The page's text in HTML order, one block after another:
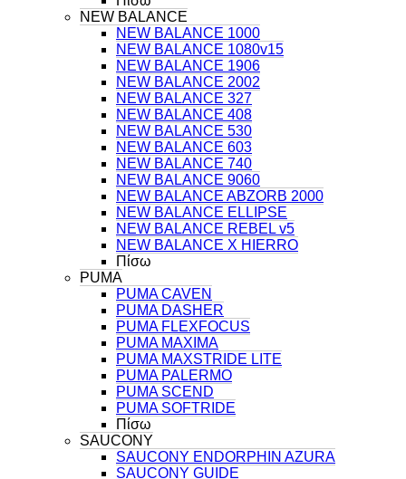
NEW BALANCE
NEW BALANCE 1000
NEW BALANCE 1080v15
NEW BALANCE 1906
NEW BALANCE 2002
NEW BALANCE 327
NEW BALANCE 408
NEW BALANCE 530
NEW BALANCE 603
NEW BALANCE 740
NEW BALANCE 9060
NEW BALANCE ABZORB 2000
NEW BALANCE ELLIPSE
NEW BALANCE REBEL v5
NEW BALANCE X HIERRO
Πίσω
PUMA
PUMA CAVEN
PUMA DASHER
PUMA FLEXFOCUS
PUMA MAXIMA
PUMA MAXSTRIDE LITE
PUMA PALERMO
PUMA SCEND
PUMA SOFTRIDE
Πίσω
SAUCONY
SAUCONY ENDORPHIN AZURA
SAUCONY GUIDE